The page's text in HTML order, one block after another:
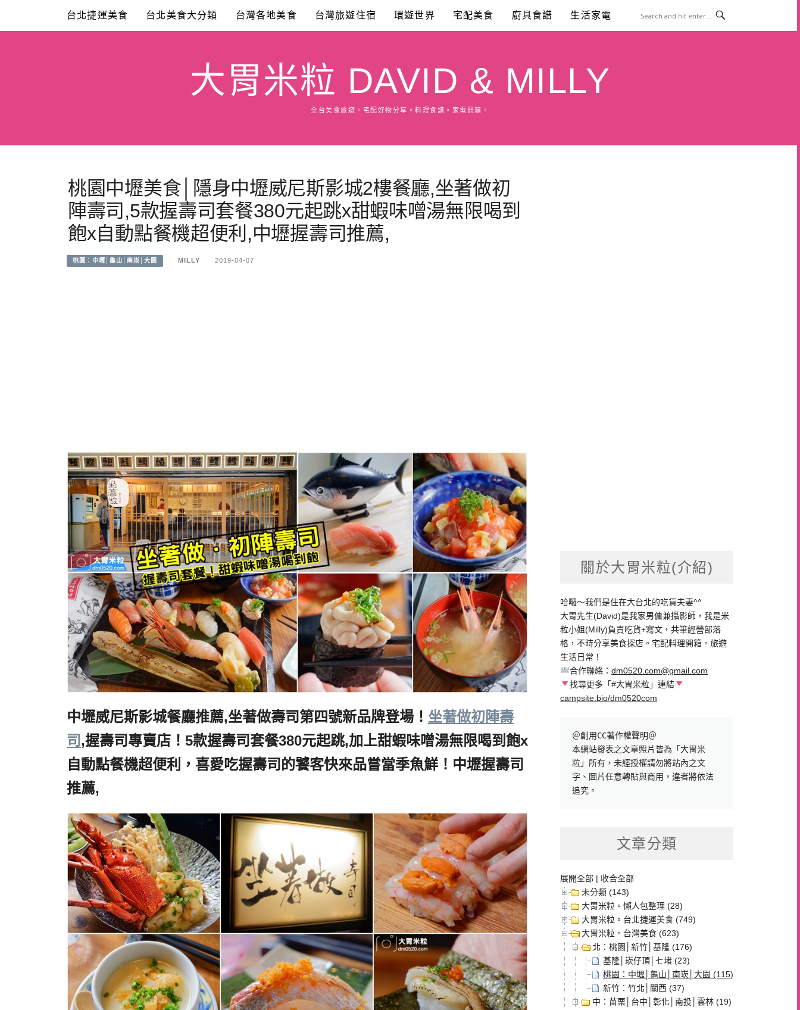
content
台北捷運美食 台北美食大分類 台灣各地美食 台灣旅遊住宿 環遊世界 宅配美食 廚具食譜 生活家電
大胃米粒 DAVID & MILLY
全台美食旅遊。宅配好物分享。料理食譜。家電開箱。
桃園中壢美食│隱身中壢威尼斯影城2樓餐廳,坐著做初
陣壽司,5款握壽司套餐380元起跳x甜蝦味噌湯無限喝到
飽x自動點餐機超便利,中壢握壽司推薦,
桃園：中壢│龜山│南崁│大園 MILLY 2019-04-07
中壢威尼斯影城餐廳推薦,坐著做壽司第四號新品牌登場！ 坐著做初陣壽
司,握壽司專賣店！5款握壽司套餐380元起跳,加上甜蝦味噌湯無限喝到飽x
自動點餐機超便利，喜愛吃握壽司的饕客快來品嘗當季魚鮮！中壢握壽司
推薦,
關於大胃米粒(介紹)
哈囉～我們是住在大台北的吃貨夫妻^^
大胃先生(David)是我家男傭兼攝影師，我是米
粒小姐(Milly)負責吃貨+寫文，共筆經營部落
格，不時分享美食探店。宅配料理開箱。旅遊
生活日常！
合作聯絡：dm0520.com@gmail.com
找尋更多「#大胃米粒」連結
campsite.bio/dm0520com
＠創用CC著作權聲明＠
本網站發表之文章照片皆為「大胃米
粒」所有，未經授權請勿將站內之文
字、圖片任意轉貼與商用，違者將依法
追究。
文章分類
展開全部 | 收合全部
未分類 (143)
大胃米粒。懶人包整理 (28)
大胃米粒。台北捷運美食 (749)
大胃米粒。台灣美食 (623)
北：桃園│新竹│基隆 (176)
基隆│崁仔頂│七堵 (23)
桃園：中壢│龜山│南崁│大園 (115)
新竹：竹北│關西 (37)
中：苗栗│台中│彰化│南投│雲林 (19)